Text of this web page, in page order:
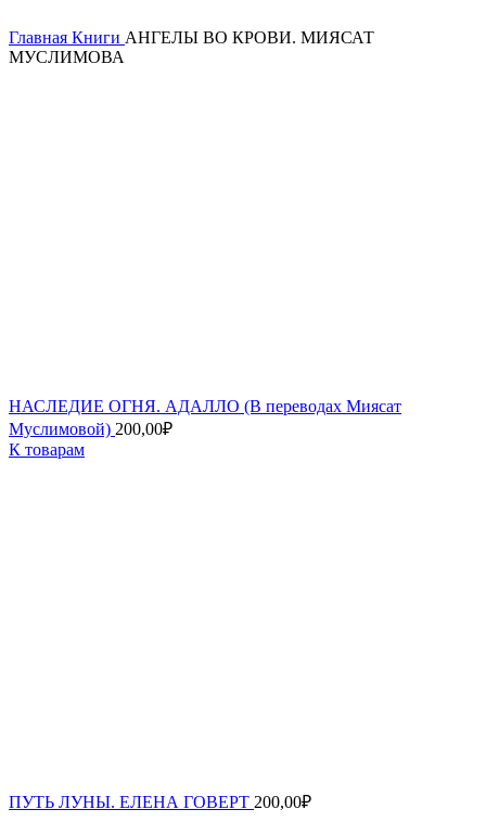
Главная Книги АНГЕЛЫ ВО КРОВИ. МИЯСАТ
МУСЛИМОВА
НАСЛЕДИЕ ОГНЯ. АДАЛЛО (В переводах Миясат
Муслимовой) 200,00₽
К товарам
ПУТЬ ЛУНЫ. ЕЛЕНА ГОВЕРТ 200,00₽